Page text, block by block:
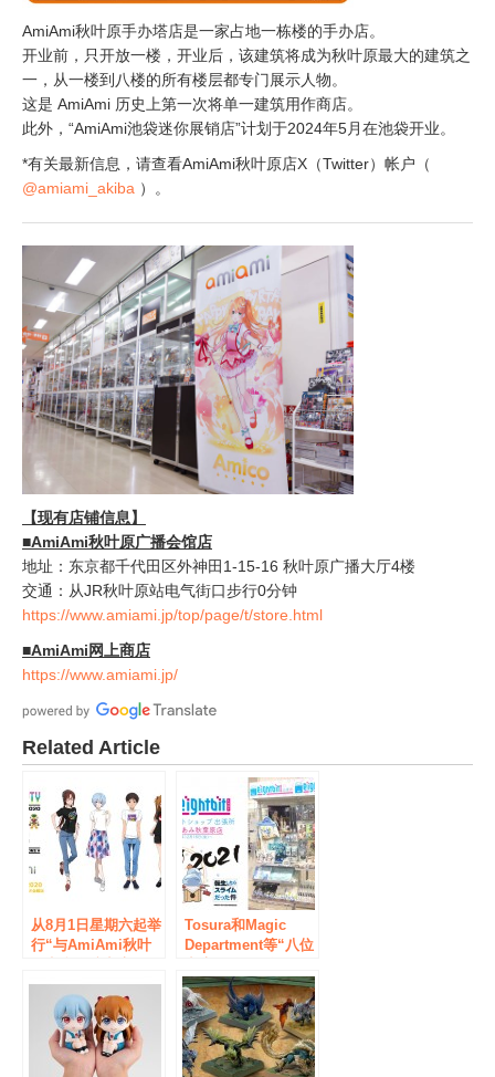
AmiAmi秋叶原手办塔店是一家占地一栋楼的手办店。
开业前，只开放一楼，开业后，该建筑将成为秋叶原最大的建筑之
一，从一楼到八楼的所有楼层都专门展示人物。
这是 AmiAmi 历史上第一次将单一建筑用作商店。
此外，“AmiAmi池袋迷你展销店”计划于2024年5月在池袋开业。
*有关最新信息，请查看AmiAmi秋叶原店X（Twitter）帐户（
@amiami_akiba ）。
【现有店铺信息】
■AmiAmi秋叶原广播会馆店
地址：东京都千代田区外神田1-15-16 秋叶原广播大厅4楼
交通：从JR秋叶原站电气街口步行0分钟
https://www.amiami.jp/top/page/t/store.html
■AmiAmi网上商店
https://www.amiami.jp/
Related Article
从8月1日星期六起举
行“与AmiAmi秋叶
EVA PARTY
2020”！
Tosura和Magic
Department等“八位
AmiAmi秋叶原广播
会馆商店举行！